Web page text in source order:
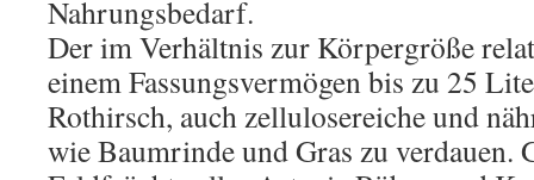
Nahrungsbedarf.
Der im Verhältnis zur Körpergröße
einem Fassungsvermögen bis zu 25
Rothirsch, auch zellulosereiche und
wie Baumrinde und Gras zu verdauen.